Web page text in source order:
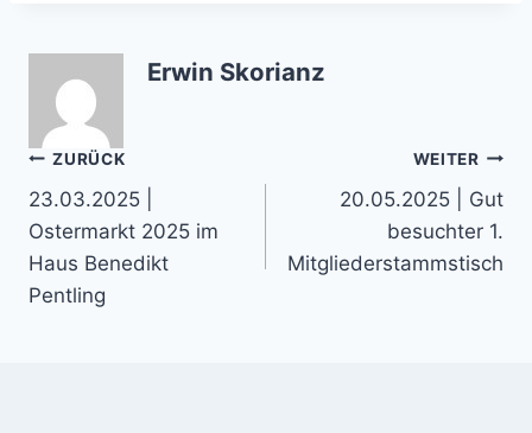
Erwin Skorianz
Beitragsnavigation
ZURÜCK
23.03.2025 |
Ostermarkt 2025 im
Haus Benedikt
Pentling
WEITER
20.05.2025 | Gut
besuchter 1.
Mitgliederstammstisch